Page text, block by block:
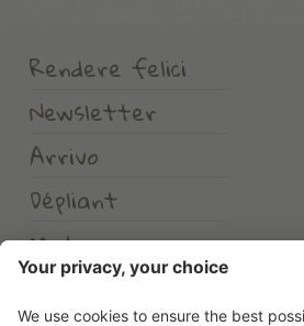
Rendere felici
Newsletter
Arrivo
Dépliant
Meteo
Erlebnishotel Waltershof